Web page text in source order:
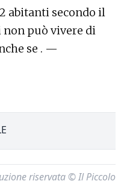
abitanti secondo il
non può vivere di
se . —
riservata © Il Piccolo